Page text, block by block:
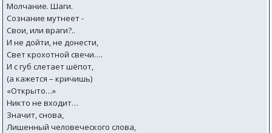
Молчание. Шаги.
Сознание мутнеет -
Свои, или враги?..
И не дойти, не донести,
Свет крохотной свечи….
И с губ слетает шёпот,
(а кажется – кричишь)
«Открыто…»
Никто не входит…
Значит, снова,
Лишенный человеческого слова,